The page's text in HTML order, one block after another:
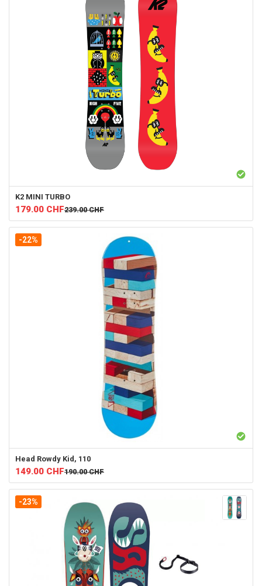
K2 MINI TURBO
179.00 CHF239.00 CHF
-22%
Head Rowdy Kid, 110
149.00 CHF190.00 CHF
-23%